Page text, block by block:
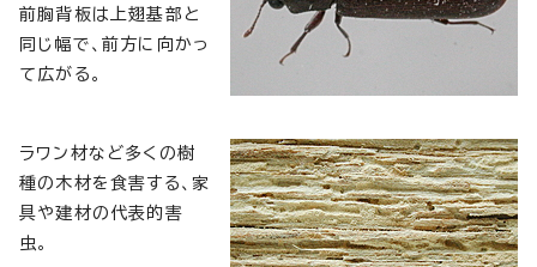
前胸背板は上翅基部と
同じ幅で、前方に向かっ
て広がる。
ラワン材など多くの樹
種の木材を食害する、家
具や建材の代表的害
虫。